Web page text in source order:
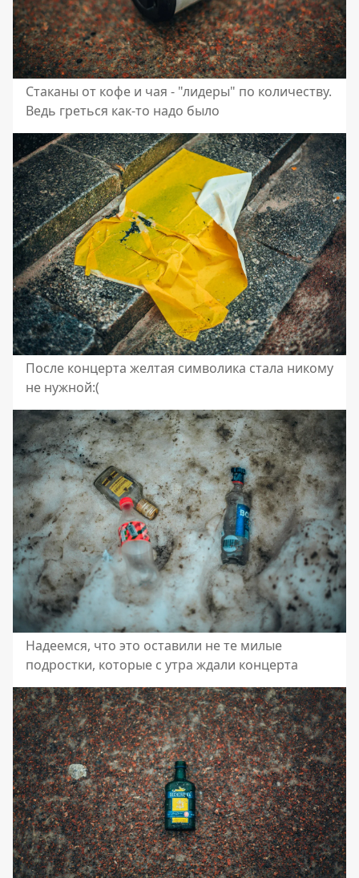
Стаканы от кофе и чая - "лидеры" по количеству.
Ведь греться как-то надо было
После концерта желтая символика стала никому
не нужной:(
Надеемся, что это оставили не те милые
подростки, которые с утра ждали концерта